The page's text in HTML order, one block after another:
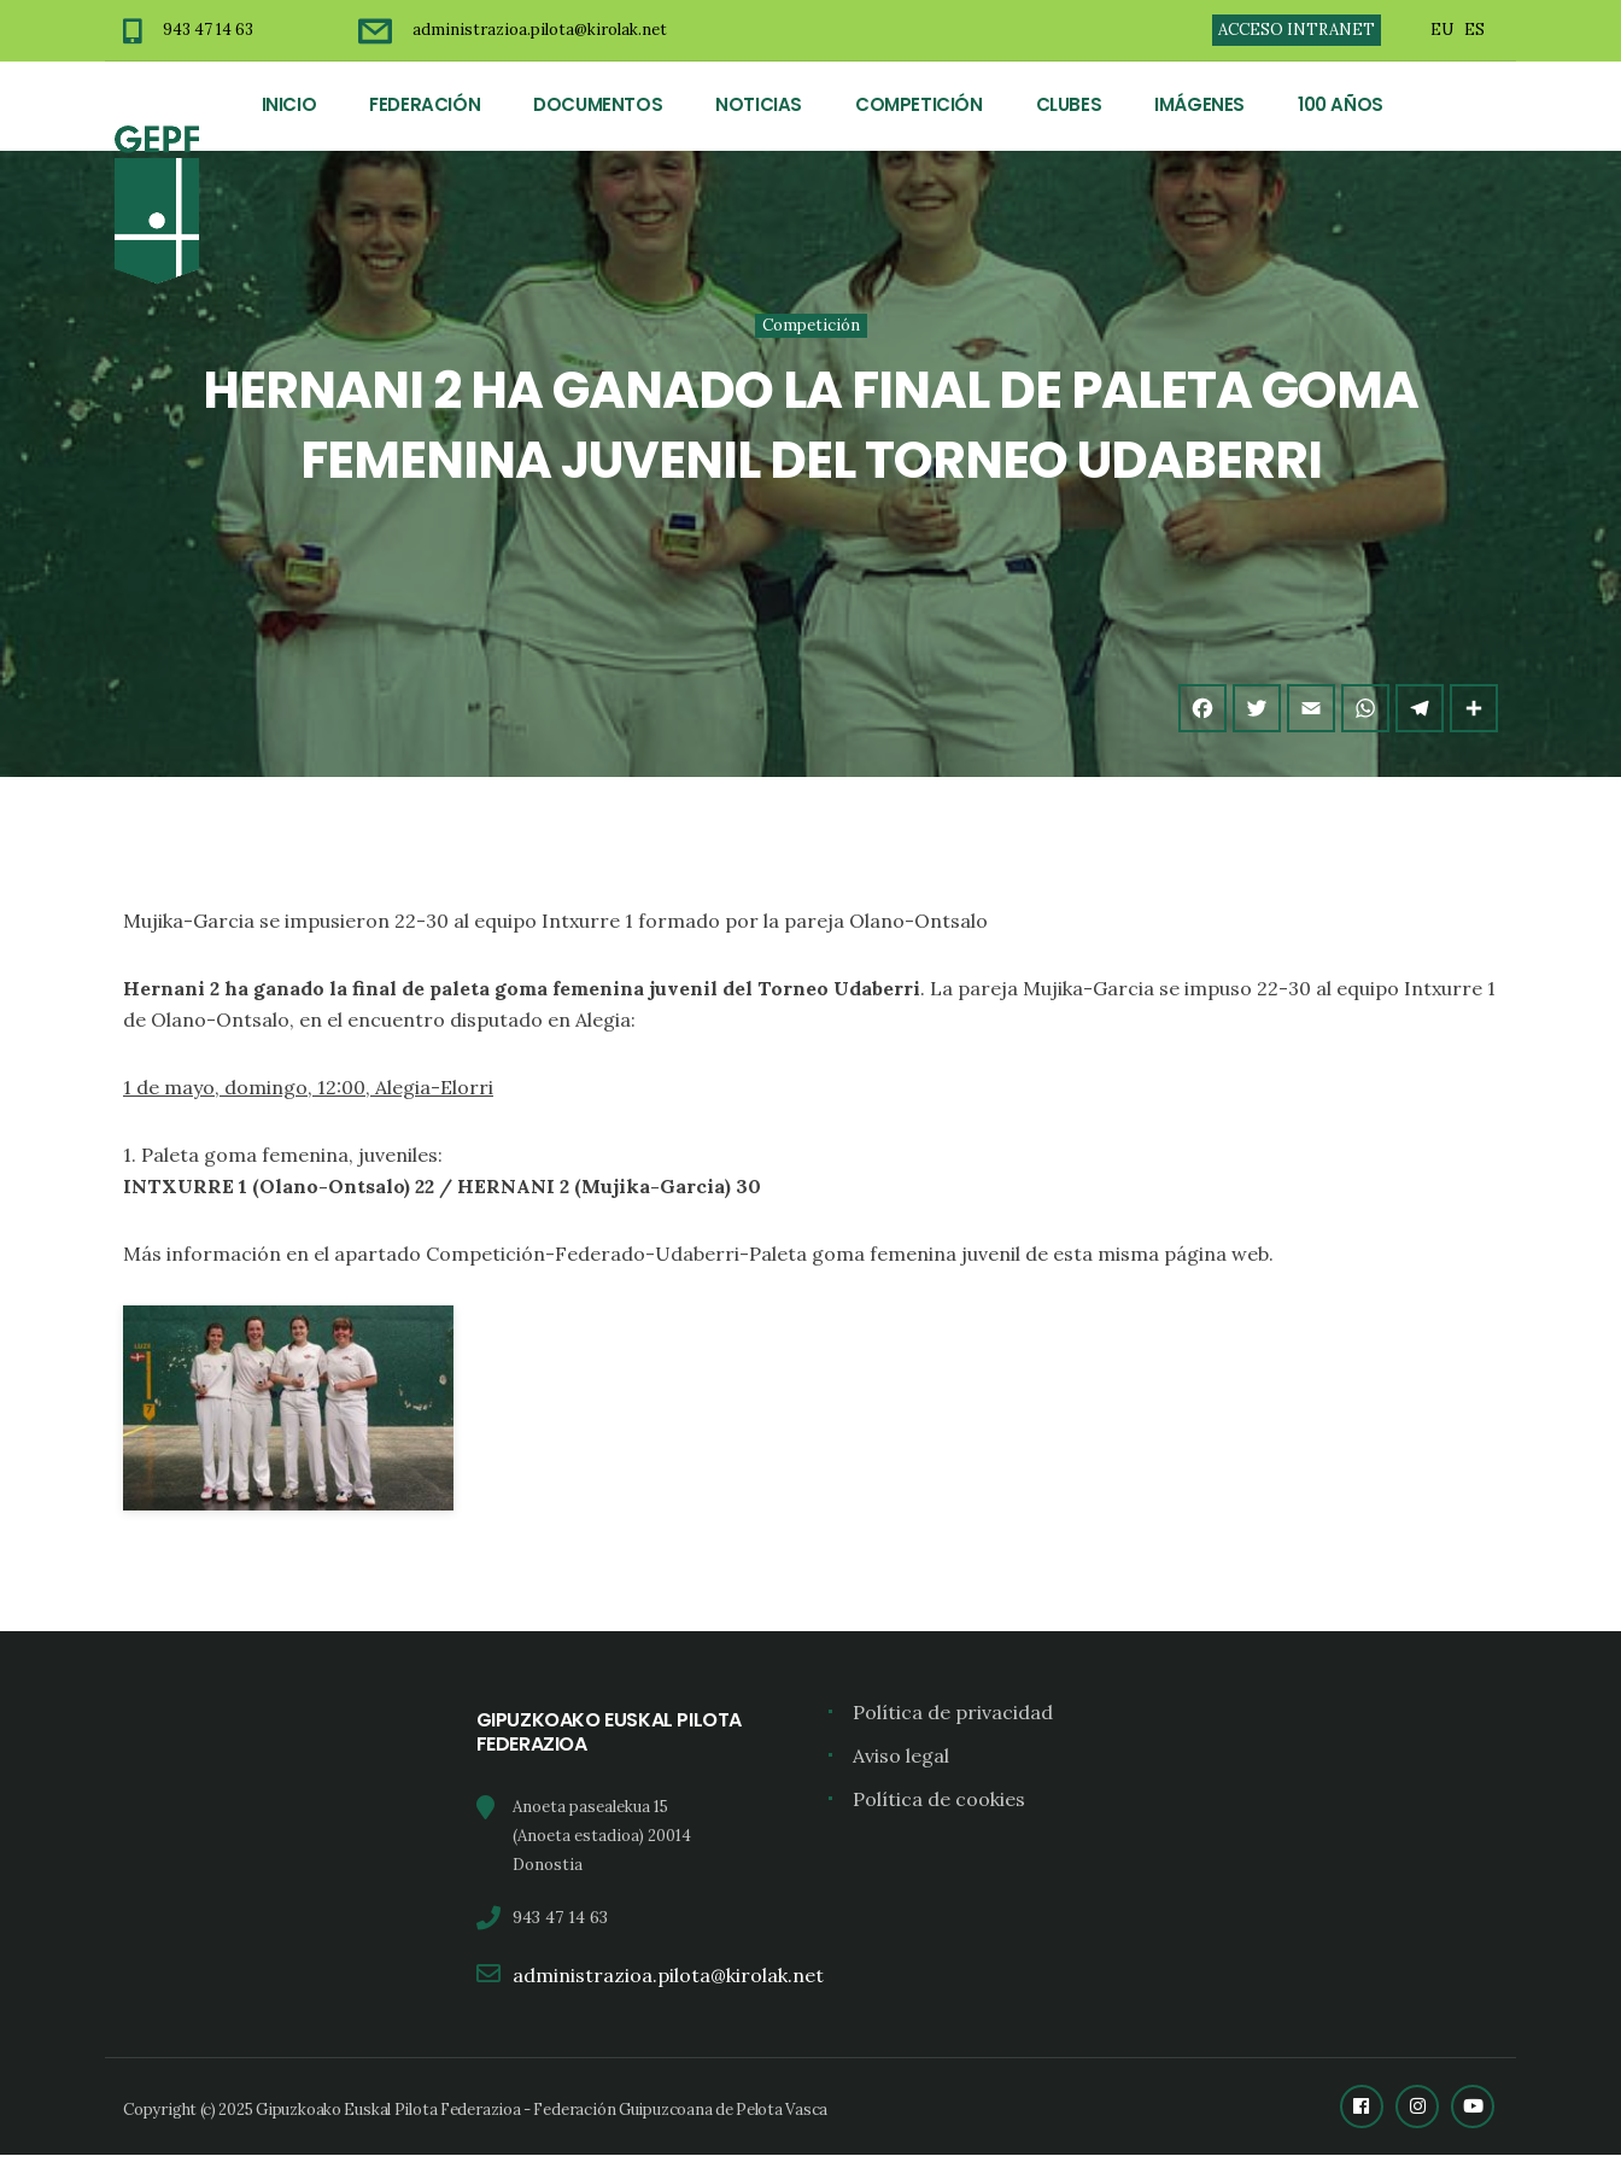
943 47 14 63 administrazioa.pilota@kirolak.net ACCESO INTRANET EU ES
INICIO FEDERACIÓN DOCUMENTOS NOTICIAS COMPETICIÓN CLUBES IMÁGENES 100 AÑOS
Competición
HERNANI 2 HA GANADO LA FINAL DE PALETA GOMA
FEMENINA JUVENIL DEL TORNEO UDABERRI
Mujika-Garcia se impusieron 22-30 al equipo Intxurre 1 formado por la pareja Olano-Ontsalo
Hernani 2 ha ganado la final de paleta goma femenina juvenil del Torneo Udaberri. La pareja Mujika-Garcia se impuso 22-30 al equipo Intxurre 1
de Olano-Ontsalo, en el encuentro disputado en Alegia:
1 de mayo, domingo, 12:00, Alegia-Elorri
1. Paleta goma femenina, juveniles:
INTXURRE 1 (Olano-Ontsalo) 22 / HERNANI 2 (Mujika-Garcia) 30
Más información en el apartado Competición-Federado-Udaberri-Paleta goma femenina juvenil de esta misma página web.
GIPUZKOAKO EUSKAL PILOTA
FEDERAZIOA
Anoeta pasealekua 15
(Anoeta estadioa) 20014
Donostia
943 47 14 63
administrazioa.pilota@kirolak.net
Política de privacidad
Aviso legal
Política de cookies
Copyright (c) 2025 Gipuzkoako Euskal Pilota Federazioa - Federación Guipuzcoana de Pelota Vasca